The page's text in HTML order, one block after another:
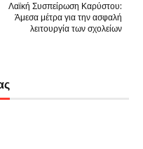
Λαϊκή Συσπείρωση Καρύστου:
Άμεσα μέτρα για την ασφαλή
λειτουργία των σχολείων